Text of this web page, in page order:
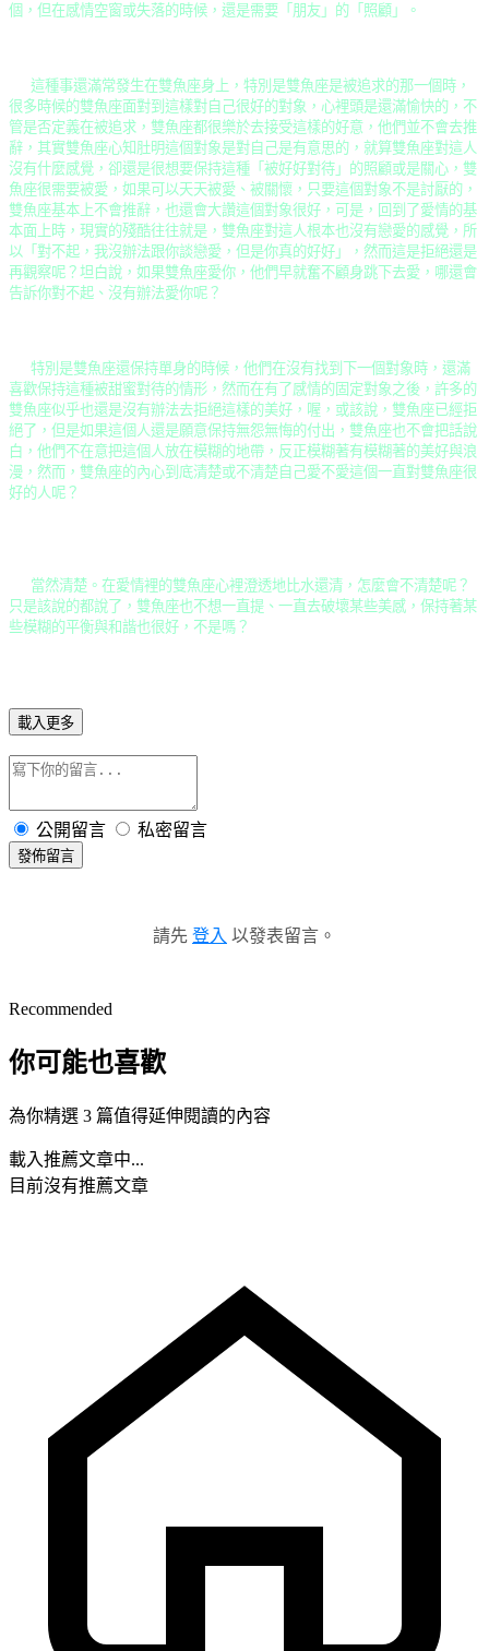
個，但在感情空窗或失落的時候，還是需要「朋友」的「照顧」。
這種事還滿常發生在雙魚座身上，特別是雙魚座是被追求的那一個時，
很多時候的雙魚座面對到這樣對自己很好的對象，心裡頭是還滿愉快的，不
管是否定義在被追求，雙魚座都很樂於去接受這樣的好意，他們並不會去推
辭，其實雙魚座心知肚明這個對象是對自己是有意思的，就算雙魚座對這人
沒有什麼感覺，卻還是很想要保持這種「被好好對待」的照顧或是關心，雙
魚座很需要被愛，如果可以天天被愛、被關懷，只要這個對象不是討厭的，
雙魚座基本上不會推辭，也還會大讚這個對象很好，可是，回到了愛情的基
本面上時，現實的殘酷往往就是，雙魚座對這人根本也沒有戀愛的感覺，所
以「對不起，我沒辦法跟你談戀愛，但是你真的好好」，然而這是拒絕還是
再觀察呢？坦白說，如果雙魚座愛你，他們早就奮不顧身跳下去愛，哪還會
告訴你對不起、沒有辦法愛你呢？
特別是雙魚座還保持單身的時候，他們在沒有找到下一個對象時，還滿
喜歡保持這種被甜蜜對待的情形，然而在有了感情的固定對象之後，許多的
雙魚座似乎也還是沒有辦法去拒絕這樣的美好，喔，或該說，雙魚座已經拒
絕了，但是如果這個人還是願意保持無怨無悔的付出，雙魚座也不會把話說
白，他們不在意把這個人放在模糊的地帶，反正模糊著有模糊著的美好與浪
漫，然而，雙魚座的內心到底清楚或不清楚自己愛不愛這個一直對雙魚座很
好的人呢？
當然清楚。在愛情裡的雙魚座心裡澄透地比水還清，怎麼會不清楚呢？
只是該說的都說了，雙魚座也不想一直提、一直去破壞某些美感，保持著某
些模糊的平衡與和諧也很好，不是嗎？
載入更多
公開留言 私密留言
發佈留言
請先 登入 以發表留言。
Recommended
你可能也喜歡
為你精選 3 篇值得延伸閱讀的內容
載入推薦文章中...
目前沒有推薦文章